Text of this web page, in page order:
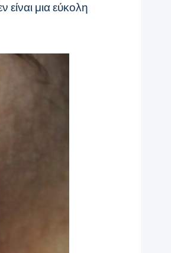
είναι μια εύκολη